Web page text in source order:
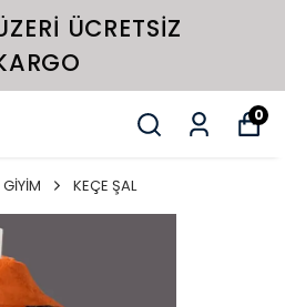
ÜCRETSIZ
0
KEÇE ŞAL